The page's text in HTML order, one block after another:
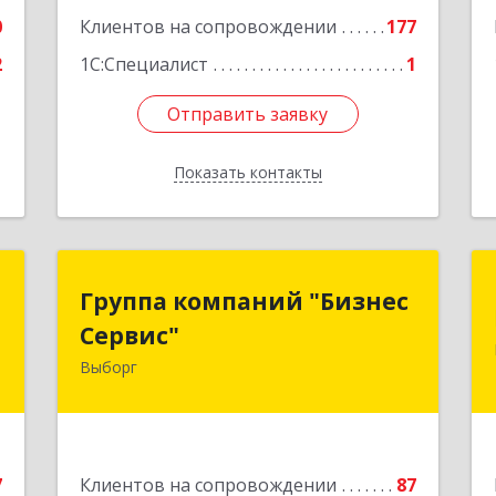
Клиентов на сопровождении
177
1С:Специалист
1
Отправить заявку
Показать контакты
Отправить заявку
Назад
Группа компаний "Бизнес
Сервис"
Выборг
Клиентов на сопровождении
87
Группа компаний "Бизнес
Сервис"
188800, Ленинградская обл, Выборг г,
Подробнее